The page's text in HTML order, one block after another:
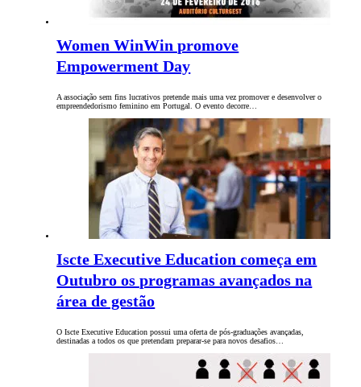
Women WinWin promove
Empowerment Day
A associação sem fins lucrativos pretende mais uma vez promover e desenvolver o
empreendedorismo feminino em Portugal. O evento decorre…
Iscte Executive Education começa em
Outubro os programas avançados na
área de gestão
O Iscte Executive Education possui uma oferta de pós-graduações avançadas,
destinadas a todos os que pretendam preparar-se para novos desafios…